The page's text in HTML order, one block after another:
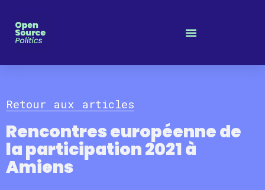
Retour aux articles
Rencontres européenne de
la participation 2021 à
Amiens